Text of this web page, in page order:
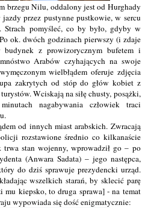
brzegu Nilu, oddalony jest od Hurghady
przez pustynne pustkowie, w sercu
pomyśleć, co by było, gdyby w
ok. dwóch godzinach pierwszy (i zdaje
budynek z prowizorycznym bufetem i
Arabów czyhających na swoje
wielbłądem oferuje zdjęcia
zakrytych od stóp do głów kobiet z
Wciskają na siłę chusty, posążki,
nagabywania człowiek traci
od innych miast arabskich. Zwracają
rozstawione średnio co kilkanaście
stan wojenny, wprowadził go – po
(Anwara Sadata) – jego następca,
do dziś sprawuje prezydencki urząd.
wszelkich starań, by sklecić parę
kiepsko, to druga sprawa] - na temat
wypowiada się dość enigmatycznie: